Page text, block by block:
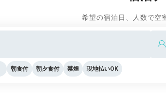
希望の宿泊日、人数で空
朝食付 朝夕食付 禁煙 現地払いOK